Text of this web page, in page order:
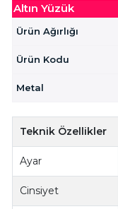
Altın Yüzük
Ürün Ağırlığı
Ürün Kodu
Metal
Teknik Özellikler
Ayar
Cinsiyet